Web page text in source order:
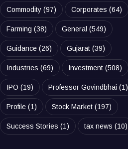
Commodity(97) Corporates (64)
Farming (38) General (549)
Guidance(26) Gujarat(39)
Industries (69) Investment(508)
IPO (19) Professor Govindbhai (1)
Profile(1) Stock Market(197)
Success Stories (1) tax news (10)